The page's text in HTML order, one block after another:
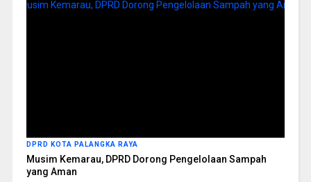
DPRD KOTA PALANGKA RAYA
Musim Kemarau, DPRD Dorong Pengelolaan Sampah
yang Aman